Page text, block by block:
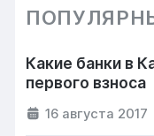
Какие банки в
первого взноса
16 августа 2017